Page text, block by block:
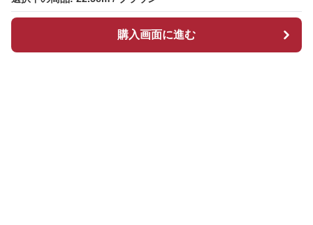
購入画面に進む
購入画面に進む